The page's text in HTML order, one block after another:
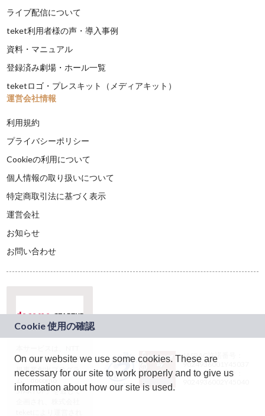
ライブ配信について
teket利用者様の声・導入事例
資料・マニュアル
登録済み劇場・ホール一覧
teketロゴ・プレスキット（メディアキット）
運営会社情報
利用規約
プライバシーポリシー
Cookieの利用について
個人情報の取り扱いについて
特定商取引法に基づく表示
運営会社
お知らせ
お問い合わせ
ドコモグループの新
規事業創出プログラ
ム「docomo
STARTUP」を通じて
JASRAC許諾番号：
9024936001Y45037
JASRAC許諾番号：
On our website we use some cookies. These are
necessary for our site to work properly and to give us
information about how our site is used.